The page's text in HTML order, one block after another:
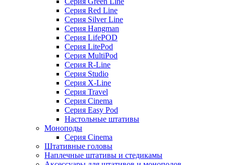
Серия Red Line
Серия Silver Line
Серия Hangman
Серия LifePOD
Серия LitePod
Серия MultiPod
Серия R-Line
Серия Studio
Серия X-Line
Серия Travel
Серия Cinema
Серия Easy Pod
Настольные штативы
Моноподы
Серия Cinema
Штативные головы
Наплечные штативы и стедикамы